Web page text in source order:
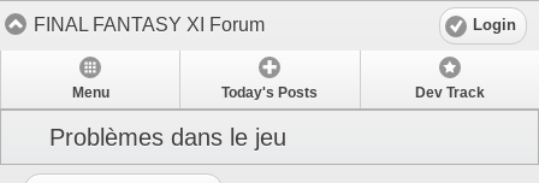
FINAL FANTASY XI Forum Login
Menu Today's Posts Dev Track
Problèmes dans le jeu